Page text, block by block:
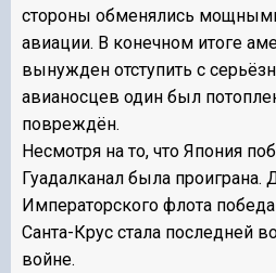
стороны обменялись
авиации. В конечном итоге
вынужден отступить с
авианосцев один был
повреждён.
Несмотря на то, что Япония
Гуадалканал была проиграна.
Императорского флота
Санта-Крус стала последней
войне.